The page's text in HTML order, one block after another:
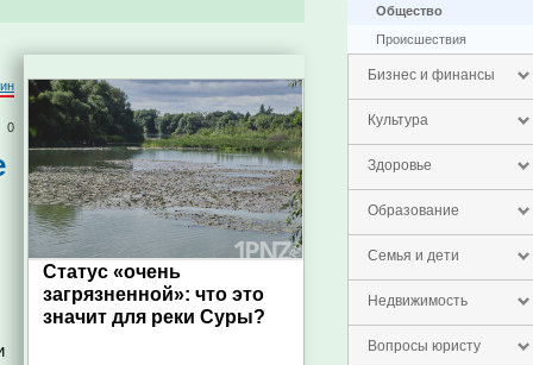
Общество
Проиcшествия
Бизнес и финансы
Культура
Здоровье
Образование
Семья и дети
Недвижимость
Вопросы юристу
0
Статус «очень
загрязненной»: что это
значит для реки Суры?